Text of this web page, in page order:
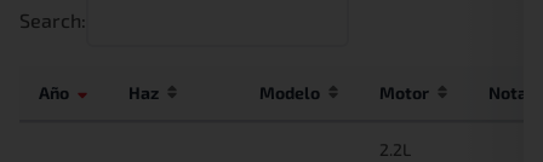
Search:
Año Haz Modelo Motor Nota
2.2L